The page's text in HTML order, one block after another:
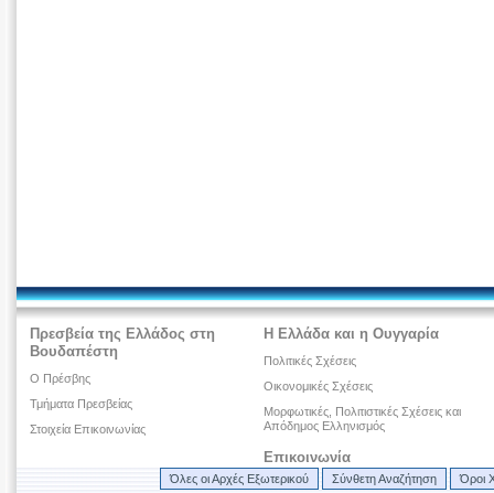
Πρεσβεία της Ελλάδος στη
Βουδαπέστη
Ο Πρέσβης
Τμήματα Πρεσβείας
Στοιχεία Επικοινωνίας
Η Ελλάδα και η Ουγγαρία
Πολιτικές Σχέσεις
Οικονομικές Σχέσεις
Μορφωτικές, Πολιτιστικές Σχέσεις και
Απόδημος Ελληνισμός
Επικοινωνία
Όλες οι Αρχές Εξωτερικού Σύνθετη Αναζήτηση Όροι